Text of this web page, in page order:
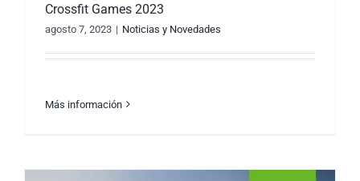
Crossfit Games 2023
agosto 7, 2023 | Noticias y Novedades
Más información